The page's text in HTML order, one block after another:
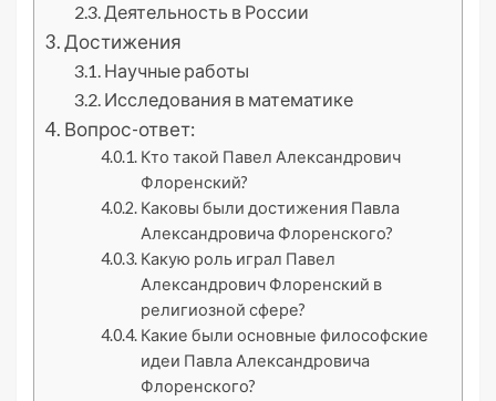
Деятельность в России
Достижения
Научные работы
Исследования в математике
Вопрос-ответ:
Кто такой Павел Александрович
Флоренский?
Каковы были достижения Павла
Александровича Флоренского?
Какую роль играл Павел
Александрович Флоренский в
религиозной сфере?
Какие были основные философские
идеи Павла Александровича
Флоренского?